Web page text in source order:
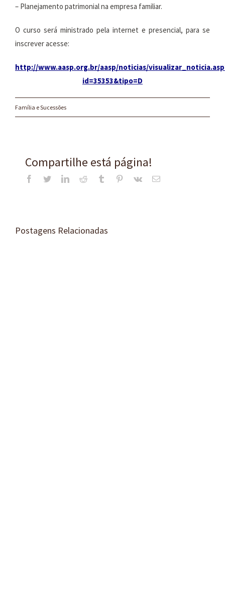
– Planejamento patrimonial na empresa familiar.
O curso será ministrado pela internet e presencial, para se
inscrever acesse:
http://www.aasp.org.br/aasp/noticias/
id=35353&tipo=D
Família e Sucessões
Compartilhe está página!
Facebook
TwitterLinkedInReddit Tumblr Pinterest
Vk
E-
Postagens Relacionadas